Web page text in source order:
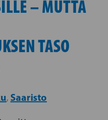
– MUTTA
TASO
, Saaristo